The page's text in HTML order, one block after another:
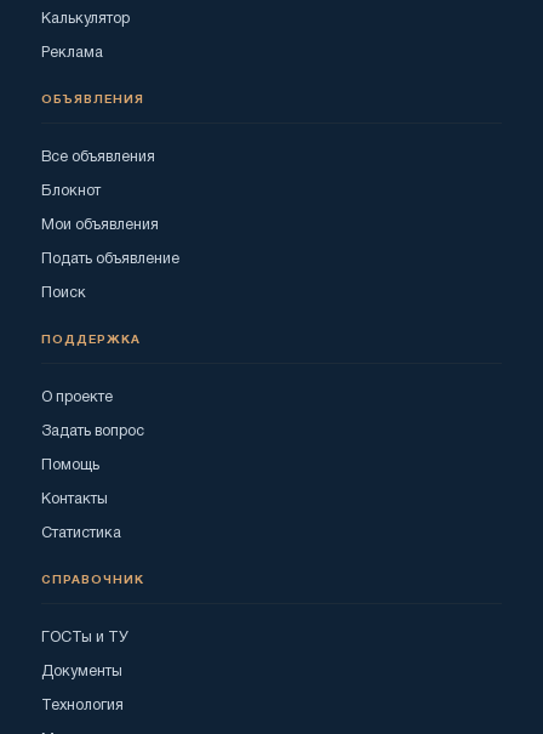
Калькулятор
Реклама
ОБЪЯВЛЕНИЯ
Все объявления
Блокнот
Мои объявления
Подать объявление
Поиск
ПОДДЕРЖКА
О проекте
Задать вопрос
Помощь
Контакты
Статистика
СПРАВОЧНИК
ГОСТы и ТУ
Документы
Технология